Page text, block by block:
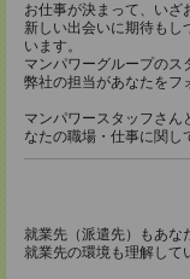
お仕事が決まって、いざ
新しい出会いに期待もし
います。
マンパワーグループのス
弊社の担当があなたをフ
マンパワースタッフさん
なたの職場・仕事に関し
就業先（派遣先）もあな
就業先の環境も理解して